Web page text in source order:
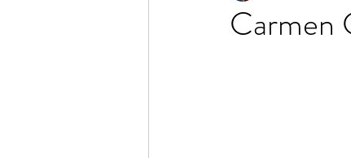
Carmen